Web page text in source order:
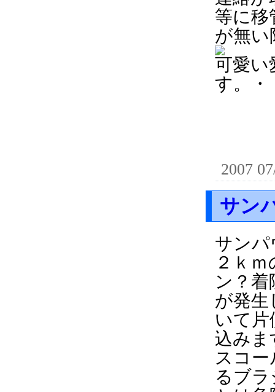
等に移
が無い
可愛い
す。・
2007
サン
サンパ
２ｋ
ン？
が発生
いて
込みま
スコ
るブ